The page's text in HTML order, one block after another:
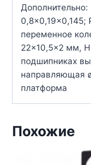
переменное
22×10,5×2 мм,
подшипниках
направляющая
платформа
Похожие